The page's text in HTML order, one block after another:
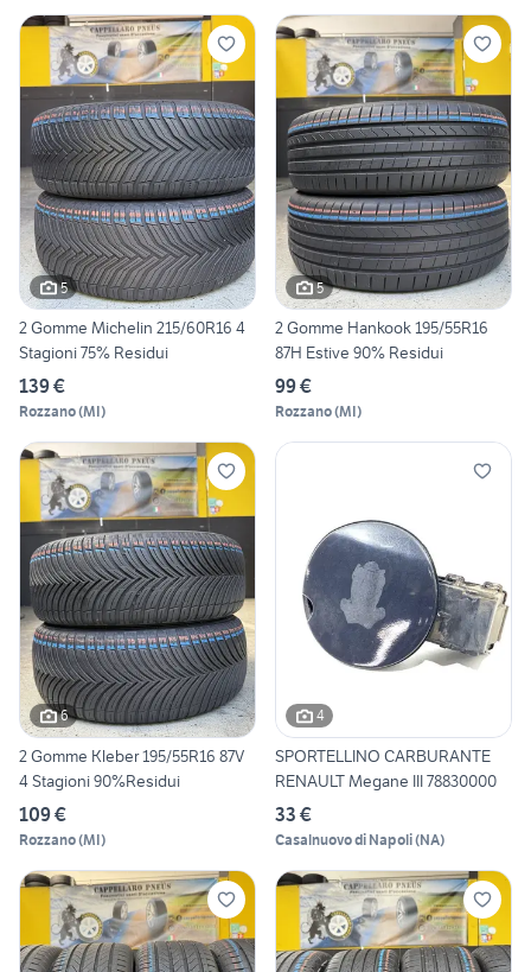
5
2 Gomme Michelin 215/60R16 4
Stagioni 75% Residui
139 €
Rozzano(MI)
5
2 Gomme Hankook 195/55R16
87H Estive 90% Residui
99 €
Rozzano(MI)
6
2 Gomme Kleber 195/55R16 87V
4 Stagioni 90%Residui
109 €
Rozzano(MI)
4
SPORTELLINO CARBURANTE
RENAULT Megane III 78830000
33 €
Casalnuovo di Napoli(NA)